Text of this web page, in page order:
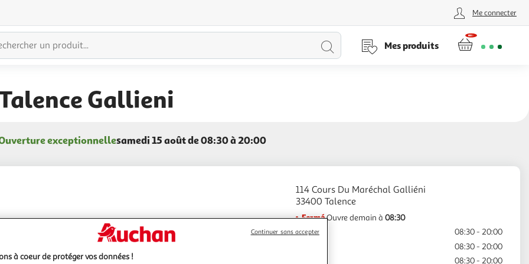
Me connecter
Lancer
Mes produits
Gallieni
exceptionnellesamedi 15 août de 08:30 à 20:00
114 Cours Du Maréchal Galliéni
FerméOuvre demain à 08:30
Lundi
08:30 - 20:00
08:30 - 20:00
08:30 - 20:00
à coeur de protéger vos données !
Continuer sans accepter